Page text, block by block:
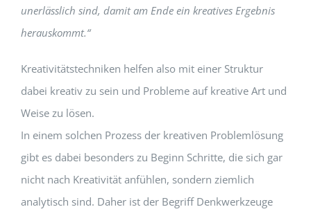
unerlässlich sind, damit am Ende ein kreatives Ergebnis
herauskommt.“
Kreativitätstechniken helfen also mit einer Struktur
dabei kreativ zu sein und Probleme auf kreative Art und
Weise zu lösen.
In einem solchen Prozess der kreativen Problemlösung
gibt es dabei besonders zu Beginn Schritte, die sich gar
nicht nach Kreativität anfühlen, sondern ziemlich
analytisch sind. Daher ist der Begriff Denkwerkzeuge